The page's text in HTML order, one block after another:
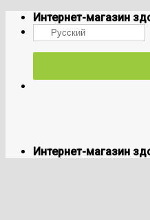
Skip
content
Интернет-магазин
Русский
Интернет-магазин